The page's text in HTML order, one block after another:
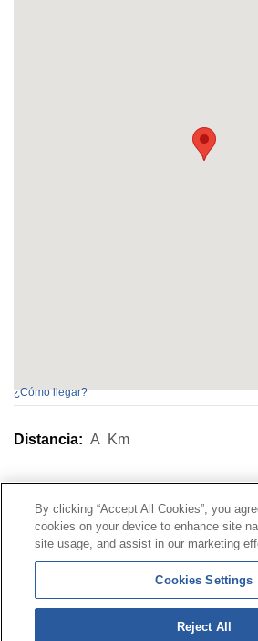
¿Cómo llegar?
Distancia: A Km
Línea Universal 900 203 203|Zona
Prestaciones Especiales|Zona
Sanitario
© Mutua Universal 2026 | Mapa del
Política de Protección de Datos
By clicking “Accept All Cookies”, you
cookies on your device to enhance site
site usage, and assist in our marketing
Cookies Settings
Reject All